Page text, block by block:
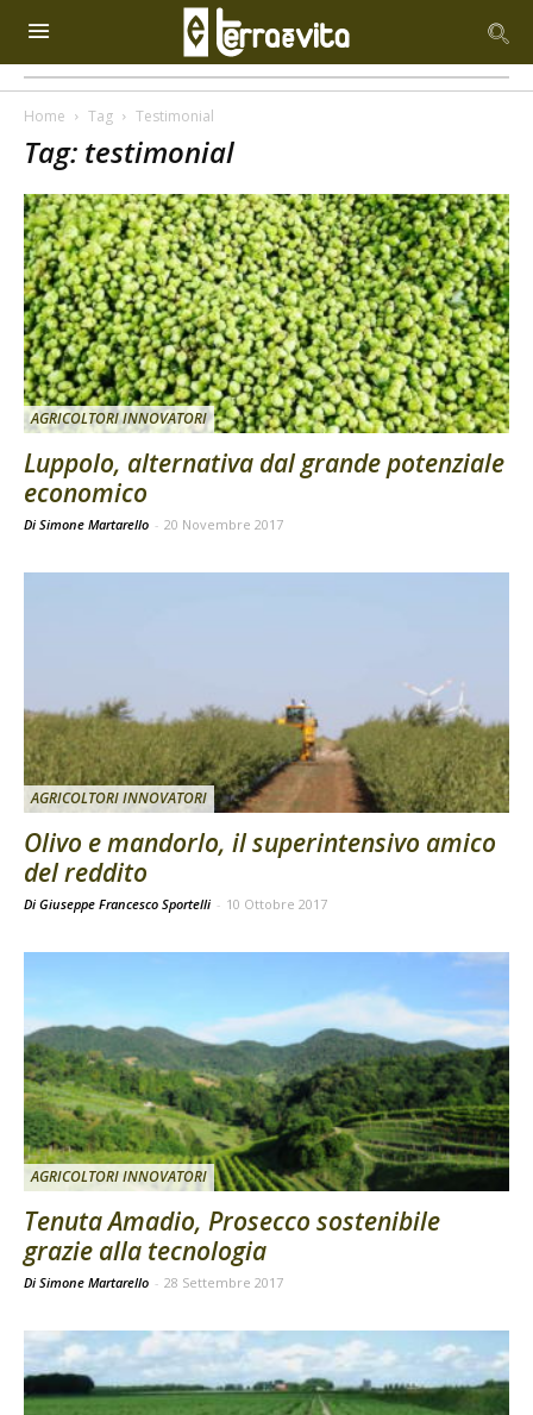
Home Tag Testimonial
Tag: testimonial
AGRICOLTORI INNOVATORI
Luppolo, alternativa dal grande potenziale
economico
Di Simone Martarello - 20 Novembre 2017
AGRICOLTORI INNOVATORI
Olivo e mandorlo, il superintensivo amico
del reddito
Di Giuseppe Francesco Sportelli - 10 Ottobre 2017
AGRICOLTORI INNOVATORI
Tenuta Amadio, Prosecco sostenibile
grazie alla tecnologia
Di Simone Martarello - 28 Settembre 2017